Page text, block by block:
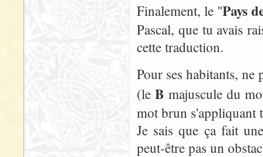
Finalement, le "Pays
Pascal, que tu avais
cette traduction.
Pour ses habitants,
(leB majuscule du
mot brun s'appliquant
Je sais que ça fait
peut-être pas un